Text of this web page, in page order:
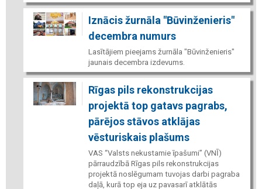
Iznācis žurnāla "Būvinženieris"
decembra numurs
Lasītājiem pieejams žurnāla "Būvinženieris"
jaunais decembra izdevums.
Rīgas pils rekonstrukcijas
projektā top gatavs pagrabs,
pārējos stāvos atklājas
vēsturiskais plašums
VAS “Valsts nekustamie īpašumi” (VNĪ)
pārraudzībā Rīgas pils rekonstrukcijas
projektā noslēgumam tuvojas darbi pagraba
daļā, kurā top eja uz pavasarī atklātās